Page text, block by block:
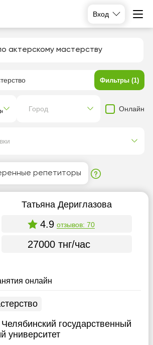
Вход
актерскому мастерству
репетиторы
Татьяна Дериглазова
4.9 отзывов: 70
27000 тнг/час
онлайн
Челябинский государственный
университет
Фильтры (1)
Город Онлайн